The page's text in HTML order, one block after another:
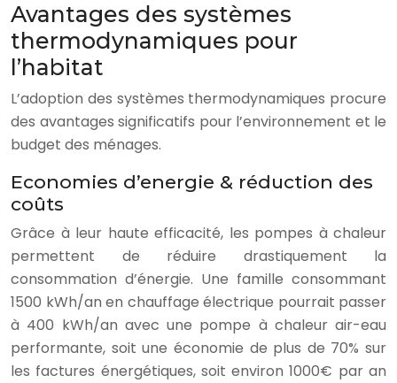
Avantages des systèmes
thermodynamiques pour
l’habitat
L’adoption des systèmes thermodynamiques procure
des avantages significatifs pour l’environnement et le
budget des ménages.
Economies d’energie & réduction des
coûts
Grâce à leur haute efficacité, les pompes à chaleur
permettent de réduire drastiquement la
consommation d’énergie. Une famille consommant
1500 kWh/an en chauffage électrique pourrait passer
à 400 kWh/an avec une pompe à chaleur air-eau
performante, soit une économie de plus de 70% sur
les factures énergétiques, soit environ 1000€ par an